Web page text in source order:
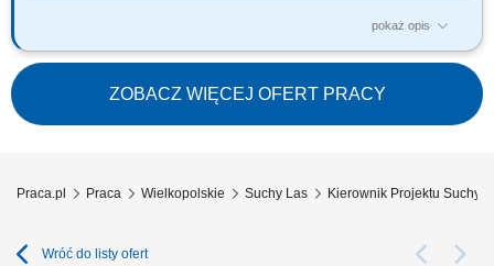
pokaż opis
Your responsibilities:​ Developing IT audit function and its’ methodologies.
Conducting IT risks assessment for internal audit planning. Conducting IT
risk-based audits including DORA, NIS 2 and other relevant acts
compliance verifications. Managing a team of IT auditors. Execution and...
ZOBACZ WIĘCEJ OFERT PRACY
Praca.pl Praca Wielkopolskie Suchy Las Kierownik Projektu Suchy
Wróć do listy ofert